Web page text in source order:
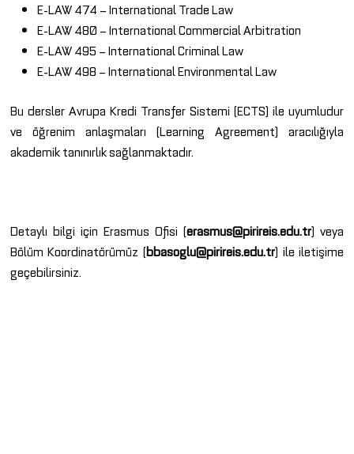
E-LAW 474 – International Trade Law
E-LAW 480 – International Commercial Arbitration
E-LAW 495 – International Criminal Law
E-LAW 498 – International Environmental Law
Bu dersler Avrupa Kredi Transfer Sistemi (ECTS) ile uyumludur
ve öğrenim anlaşmaları (Learning Agreement) aracılığıyla
akademik tanınırlık sağlanmaktadır.
Detaylı bilgi için Erasmus Ofisi (erasmus@pirireis.edu.tr) veya
Bölüm Koordinatörümüz (bbasoglu@pirireis.edu.tr) ile iletişime
geçebilirsiniz.